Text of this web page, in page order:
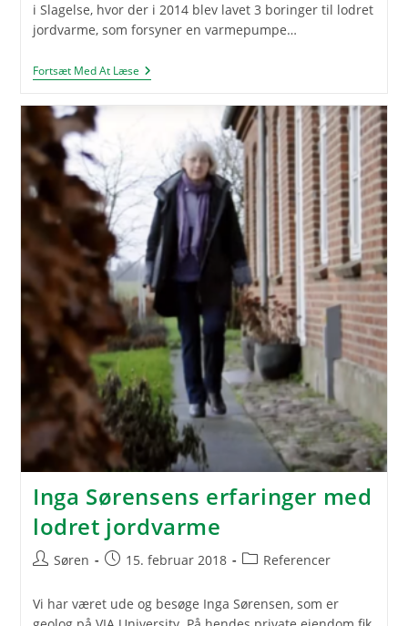
i Slagelse, hvor der i 2014 blev lavet 3 boringer til lodret
jordvarme, som forsyner en varmepumpe…
Fortsæt Med At LæseEt
Sommerhus
Jordvarme
Inga Sørensens erfaringer med
lodret jordvarme
PostSøren
Post15. februar 2018
PostReferencer
Vi har været ude og besøge Inga Sørensen, som er